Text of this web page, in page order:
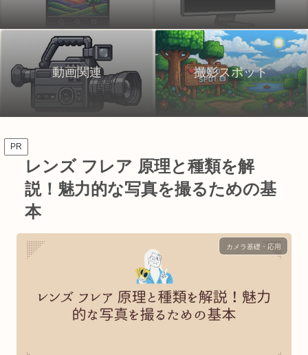
動画関連 撮影スポット
PR
レンズ フレア 原理と種類を解
説！魅力的な写真を撮るための基
本
カメラ基礎・応用